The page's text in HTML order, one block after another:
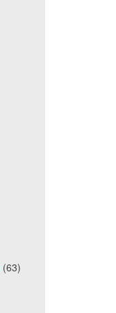
(63)